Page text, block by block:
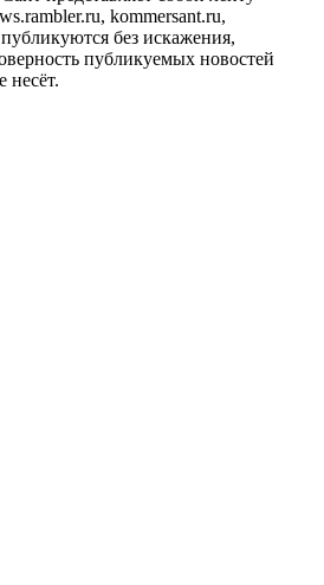
kommersant.ru,
без искажения,
публикуемых новостей
несёт.